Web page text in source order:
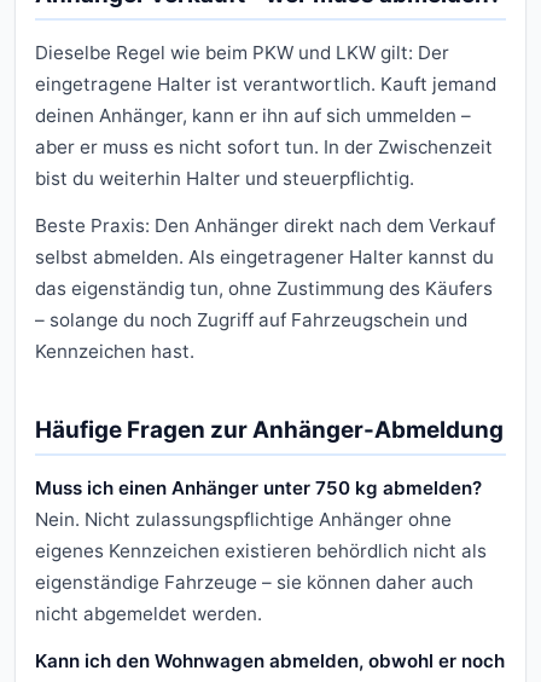
Dieselbe Regel wie beim PKW und LKW gilt: Der
eingetragene Halter ist verantwortlich. Kauft jemand
deinen Anhänger, kann er ihn auf sich ummelden –
aber er muss es nicht sofort tun. In der Zwischenzeit
bist du weiterhin Halter und steuerpflichtig.
Beste Praxis: Den Anhänger direkt nach dem Verkauf
selbst abmelden. Als eingetragener Halter kannst du
das eigenständig tun, ohne Zustimmung des Käufers
– solange du noch Zugriff auf Fahrzeugschein und
Kennzeichen hast.
Häufige Fragen zur Anhänger-Abmeldung
Muss ich einen Anhänger unter 750 kg abmelden?
Nein. Nicht zulassungspflichtige Anhänger ohne
eigenes Kennzeichen existieren behördlich nicht als
eigenständige Fahrzeuge – sie können daher auch
nicht abgemeldet werden.
Kann ich den Wohnwagen abmelden, obwohl er noch